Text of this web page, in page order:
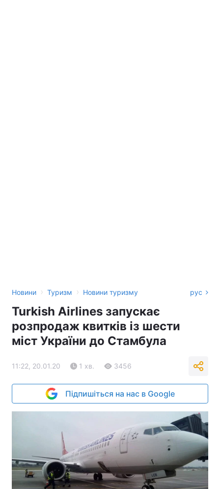
Новини › Туризм › Новини туризму рус
Turkish Airlines запускає
розпродаж квитків із шести
міст України до Стамбула
11:22, 20.01.20 1 хв. 3456
Підпишіться на нас в Google